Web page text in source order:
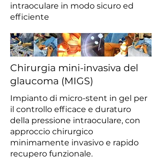
intraoculare in modo sicuro ed
efficiente
Chirurgia mini-invasiva del
glaucoma (MIGS)
Impianto di micro-stent in gel per
il controllo efficace e duraturo
della pressione intraoculare, con
approccio chirurgico
minimamente invasivo e rapido
recupero funzionale.